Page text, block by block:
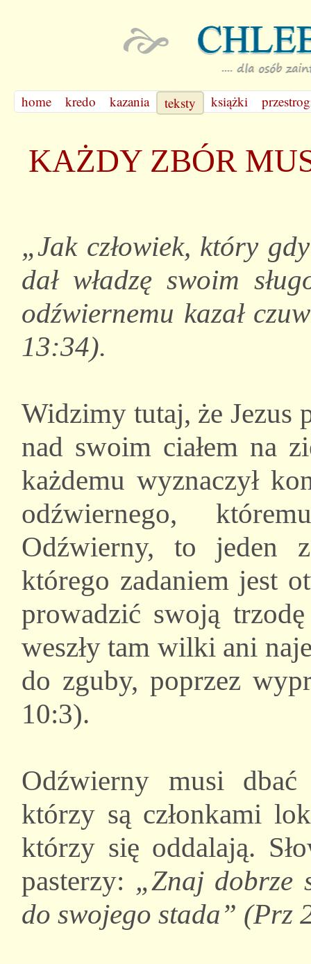
home kredo kazania teksty książki
KAŻDY ZBÓR
„Jak człowiek, który
dał władzę swoim
odźwiernemu kazał
13:34).
Widzimy tutaj, że Jezus
nad swoim ciałem na
każdemu wyznaczył
odźwiernego,
Odźwierny, to jeden
którego zadaniem jest
prowadzić swoją
weszły tam wilki ani
do zguby, poprzez
10:3).
Odźwierny musi
którzy są członkami
którzy się oddalają.
pasterzy: „Znaj dobrze
do swojego stada” (Prz